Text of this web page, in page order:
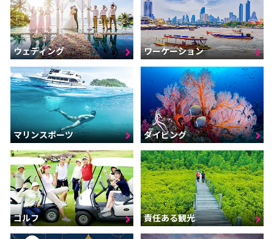
ウェディング ワーケーション
マリンスポーツ ダイビング
ゴルフ 責任ある観光